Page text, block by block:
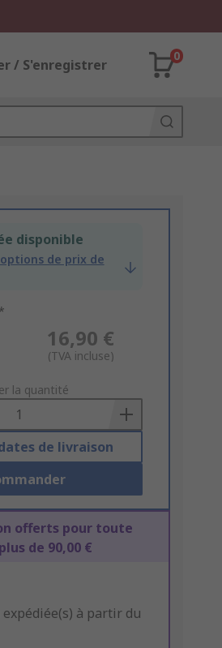
/ S'enregistrer
0
disponible
de prix de
16,90 €
(TVA incluse)
la quantité
de livraison
offerts pour toute
de 90,00 €
à partir du